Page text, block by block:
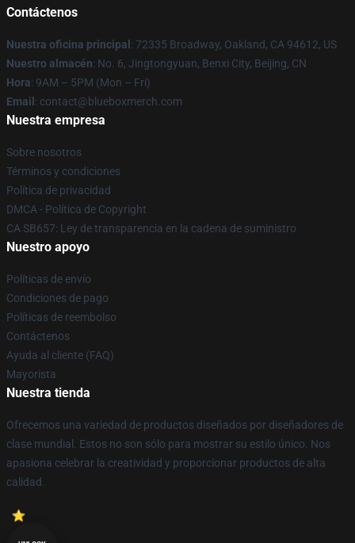
Contáctenos
Nuestra oficina principal : 72335 Broadway, Oakland, CA 94612, US
Nuestro almacén: No. 6, Jingtongyuan, Benxi City, Beijing, CN
Hora: 9AM – 5PM (Mon – Fri)
Email : contact@blueboxmerch.com
Nuestra empresa
Sobre nosotros
Términos y condiciones
Política de privacidad
DMCA - Política de Copyright
CA SB657: Ley de transparencia en la cadena de suministro
Nuestro apoyo
Políticas de envío
Condiciones de pago
Políticas de reembolso
Contáctenos
Ayuda al cliente (FAQ)
Mayorista
Nuestra tienda
Ofrecemos una variedad de productos diseñados por diseñadores de
clase mundial. Estos no son sólo para mostrar su estilo único. Nos
apasiona celebrar la creatividad y proporcionar productos de alta
calidad.